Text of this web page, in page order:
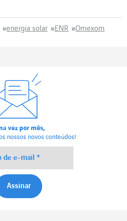
#energia solar #ENR #Omexom
vez por mês,
nossos novos conteúdos!